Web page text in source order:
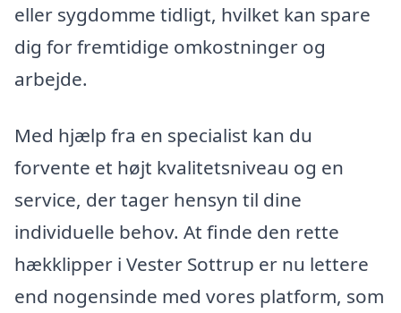
eller sygdomme tidligt, hvilket kan spare
dig for fremtidige omkostninger og
arbejde.
Med hjælp fra en specialist kan du
forvente et højt kvalitetsniveau og en
service, der tager hensyn til dine
individuelle behov. At finde den rette
hækklipper i Vester Sottrup er nu lettere
end nogensinde med vores platform, som